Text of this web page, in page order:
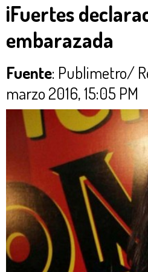
¡Fuertes
embarazada
Fuente: Publimetro/
marzo 2016, 15:05 PM